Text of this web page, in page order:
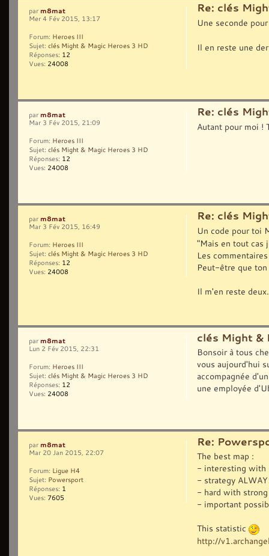
Re: clés
Une seconde
Il en reste une
par m8mat
Mer 4 Fév 2015, 13:17
Forum: Heroes III
Sujet: clés Might & Magic Heroes 3 HD
Réponses: 12
Vues: 24008
Re: clés
Autant pour moi !
par m8mat
Mar 3 Fév 2015, 21:09
Forum: Heroes III
Sujet: clés Might & Magic Heroes 3 HD
Réponses: 12
Vues: 24008
Re: clés
Un code pour toi
"Mais en tout cas
Les
Peut-être que
Il m'en reste
par m8mat
Mar 3 Fév 2015, 16:49
Forum: Heroes III
Sujet: clés Might & Magic Heroes 3 HD
Réponses: 12
Vues: 24008
clés Might &
Bonsoir à tous
vous aujourd'hui
accompagnée
une employée
par m8mat
Lun 2 Fév 2015, 22:31
Forum: Heroes III
Sujet: clés Might & Magic Heroes 3 HD
Réponses: 12
Vues: 24008
Re:
The best map :
- interesting with
- strategy
- hard with
- important
This statistic
http://
par m8mat
Mar 20 Jan 2015, 22:07
Forum: Ligue H4
Sujet: Powersport
Réponses: 1
Vues: 7605